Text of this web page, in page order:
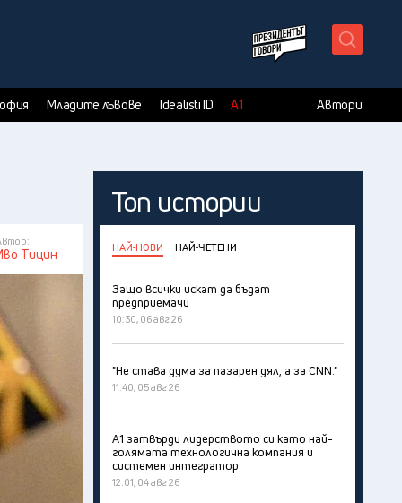
Младите лъвове Idealisti ID А1 Автори
Тицин
Топ истории
НАЙ-НОВИ НАЙ-ЧЕТЕНИ
Защо всички искат да бъдат
предприемачи
10:30, 06 авг 26
"Не става дума за пазарен дял, а за CNN."
11:40, 05 авг 26
А1 затвърди лидерството си като най-
голямата технологична компания и
системен интегратор
12:01, 04 авг 26